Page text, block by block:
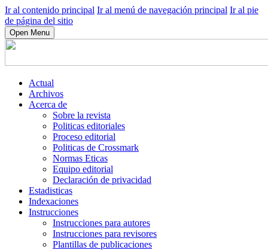
Ir al contenido principal Ir al menú de navegación principal Ir al pie
de página del sitio
Open Menu
Actual
Archivos
Acerca de
Sobre la revista
Politicas editoriales
Proceso editorial
Politicas de Crossmark
Normas Eticas
Equipo editorial
Declaración de privacidad
Estadisticas
Indexaciones
Instrucciones
Instrucciones para autores
Instrucciones para revisores
Plantillas de publicaciones